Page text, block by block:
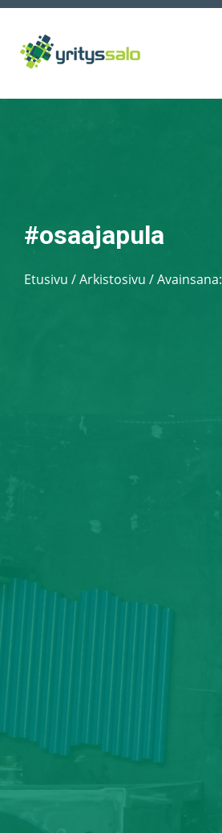
#osaajapula
Etusivu /Arkistosivu / Avainsana: